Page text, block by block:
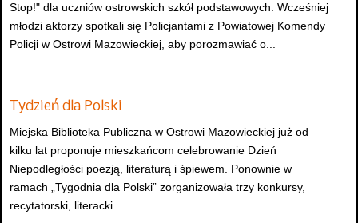
Stop!" dla uczniów ostrowskich szkół podstawowych. Wcześniej
młodzi aktorzy spotkali się Policjantami z Powiatowej Komendy
Policji w Ostrowi Mazowieckiej, aby porozmawiać o...
Tydzień dla Polski
Miejska Biblioteka Publiczna w Ostrowi Mazowieckiej już od
kilku lat proponuje mieszkańcom celebrowanie Dzień
Niepodległości poezją, literaturą i śpiewem. Ponownie w
ramach „Tygodnia dla Polski” zorganizowała trzy konkursy,
recytatorski, literacki...